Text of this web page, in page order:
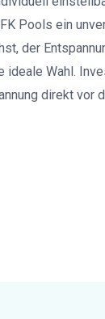
Pools ein
der
ideale Wahl.
direkt vor